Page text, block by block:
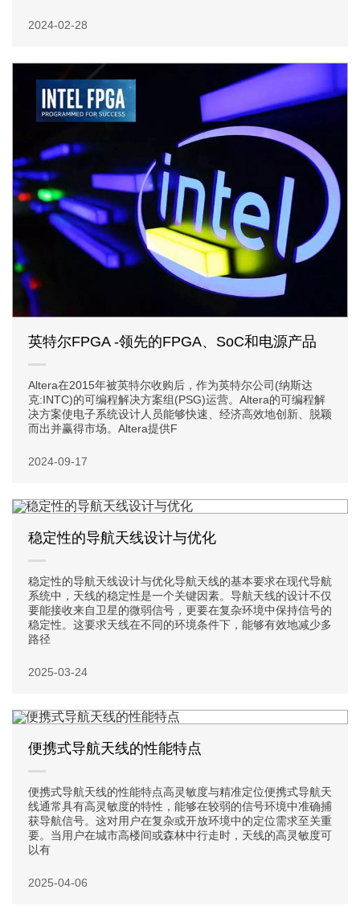
2024-02-28
英特尔FPGA -领先的FPGA、SoC和电源产品
Altera在2015年被英特尔收购后，作为英特尔公司(纳斯达
克:INTC)的可编程解决方案组(PSG)运营。Altera的可编程解
决方案使电子系统设计人员能够快速、经济高效地创新、脱颖
而出并赢得市场。Altera提供F
2024-09-17
稳定性的导航天线设计与优化
稳定性的导航天线设计与优化导航天线的基本要求在现代导航
系统中，天线的稳定性是一个关键因素。导航天线的设计不仅
要能接收来自卫星的微弱信号，更要在复杂环境中保持信号的
稳定性。这要求天线在不同的环境条件下，能够有效地减少多
路径
2025-03-24
便携式导航天线的性能特点
便携式导航天线的性能特点高灵敏度与精准定位便携式导航天
线通常具有高灵敏度的特性，能够在较弱的信号环境中准确捕
获导航信号。这对用户在复杂或开放环境中的定位需求至关重
要。当用户在城市高楼间或森林中行走时，天线的高灵敏度可
以有
2025-04-06